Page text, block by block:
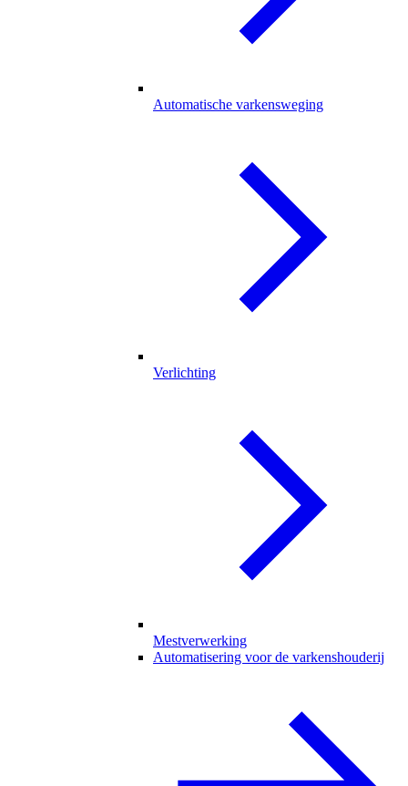
Automatische varkensweging
Verlichting
Mestverwerking
Automatisering voor de varkenshouderij